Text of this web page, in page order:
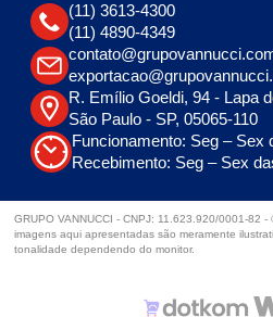
(11) 3613-4300
(11) 4890-4349
R. Emílio Goeldi, 94 - Lapa
São Paulo - SP, 05065-110
Funcionamento: Seg – Sex
Recebimento: Seg – Sex
GRUPO VANNUCCI - CNPJ: 11.623.920/0001-82
imagens aqui apresentadas são meramente
tonalidade dependendo do monitor.